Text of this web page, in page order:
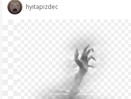
hyitapizdec